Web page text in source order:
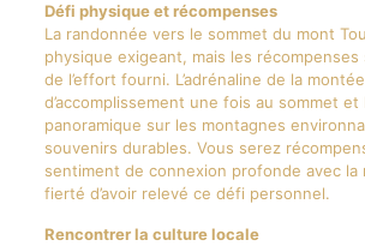
Défi physique et récompenses
La randonnée vers le sommet du mont
physique exigeant, mais les
de l’effort fourni. L’adrénaline de la
d’accomplissement une fois au sommet et
panoramique sur les montagnes
souvenirs durables. Vous serez
sentiment de connexion profonde avec la
fierté d’avoir relevé ce défi personnel.
Rencontrer la culture locale